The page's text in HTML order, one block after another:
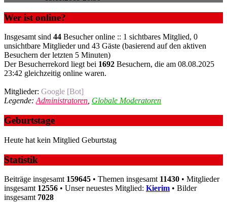
Wer ist online?
Insgesamt sind 44 Besucher online :: 1 sichtbares Mitglied, 0
unsichtbare Mitglieder und 43 Gäste (basierend auf den aktiven
Besuchern der letzten 5 Minuten)
Der Besucherrekord liegt bei 1692 Besuchern, die am 08.08.2025
23:42 gleichzeitig online waren.
Mitglieder: Google [Bot]
Legende:Administratoren, Globale Moderatoren
Geburtstage
Heute hat kein Mitglied Geburtstag
Statistik
Beiträge insgesamt 159645 • Themen insgesamt 11430 • Mitglieder
insgesamt 12556 • Unser neuestes Mitglied: Kierim • Bilder
insgesamt 7028